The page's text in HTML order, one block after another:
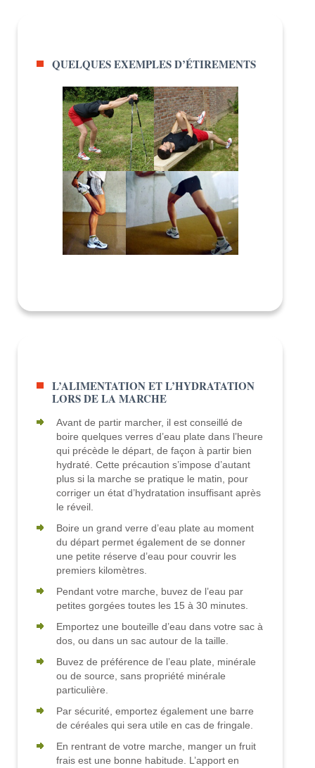
QUELQUES EXEMPLES D’ÉTIREMENTS
L’ALIMENTATION ET L’HYDRATATION
LORS DE LA MARCHE
Avant de partir marcher, il est conseillé de
boire quelques verres d’eau plate dans l’heure
qui précède le départ, de façon à partir bien
hydraté. Cette précaution s’impose d’autant
plus si la marche se pratique le matin, pour
corriger un état d’hydratation insuffisant après
le réveil.
Boire un grand verre d’eau plate au moment
du départ permet également de se donner
une petite réserve d’eau pour couvrir les
premiers kilomètres.
Pendant votre marche, buvez de l’eau par
petites gorgées toutes les 15 à 30 minutes.
Emportez une bouteille d’eau dans votre sac à
dos, ou dans un sac autour de la taille.
Buvez de préférence de l’eau plate, minérale
ou de source, sans propriété minérale
particulière.
Par sécurité, emportez également une barre
de céréales qui sera utile en cas de fringale.
En rentrant de votre marche, manger un fruit
frais est une bonne habitude. L’apport en